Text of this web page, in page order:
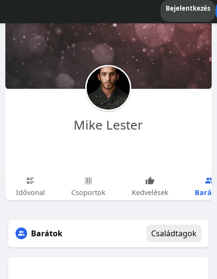
Bejelentkezés
Mike Lester
Idővonal Csoportok Kedvelések
Barátok Családtagok